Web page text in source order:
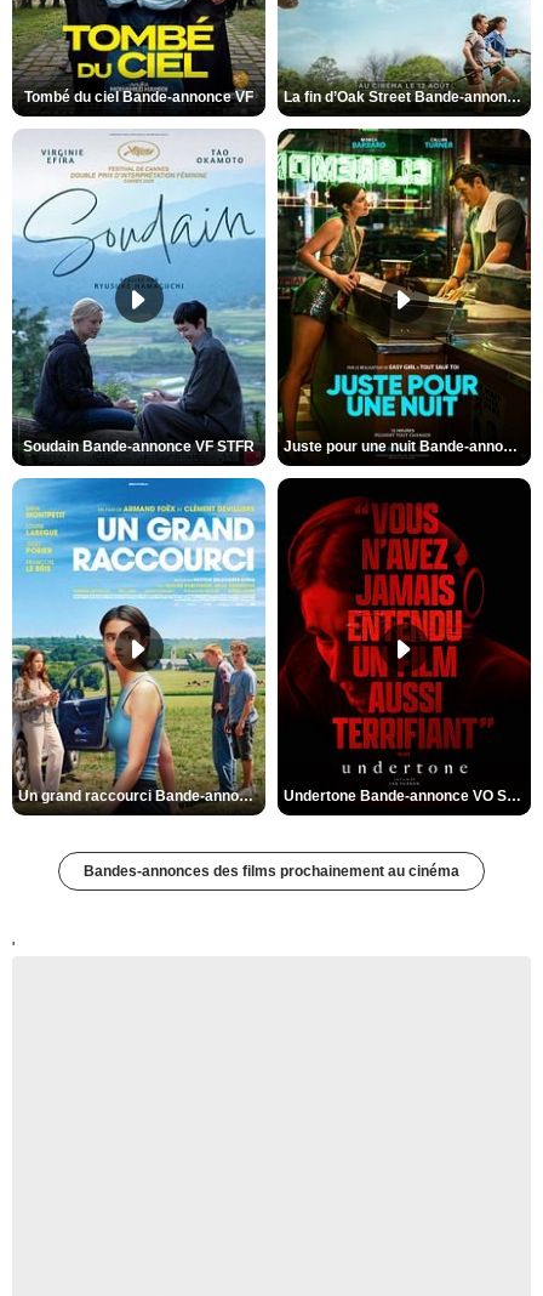
Tombé du ciel Bande-annonce VF La fin d’Oak Street Bande-annonce VO STFR
Soudain Bande-annonce VF STFR Juste pour une nuit Bande-annonce VO STFR
Un grand raccourci Bande-annonce VF Undertone Bande-annonce VO STFR
Bandes-annonces des films prochainement au cinéma
'